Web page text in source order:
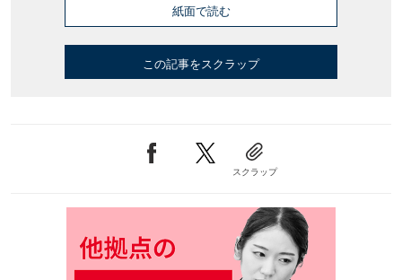
紙面で読む
この記事をスクラップ
スクラップ